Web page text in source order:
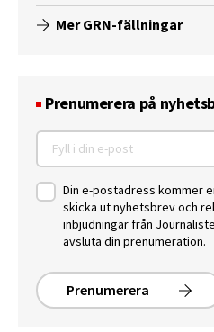
Mer GRN-fällningar
Prenumerera på
Din e-postadress kommer
skicka ut nyhetsbrev och
inbjudningar från
avsluta din prenumeration.
Prenumerera